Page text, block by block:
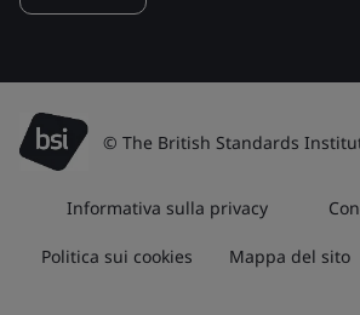
© The British Standards
Informativa sulla privacy
Politica sui cookies Mappa del sito